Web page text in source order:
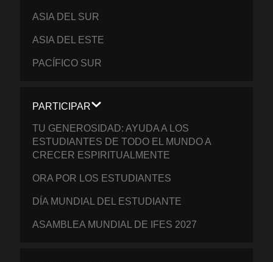
ASIA DEL SUR
ASIA DEL ESTE
PACÍFICO SUR
PARTICIPAR
TU GENEROSIDAD: AYUDA A LOS
ESTUDIANTES DE TODO EL MUNDO A
CRECER ESPIRITUALMENTE
ORA POR LOS ESTUDIANTES
DÍA MUNDIAL DEL ESTUDIANTE
ASAMBLEA MUNDIAL DE IFES 2027